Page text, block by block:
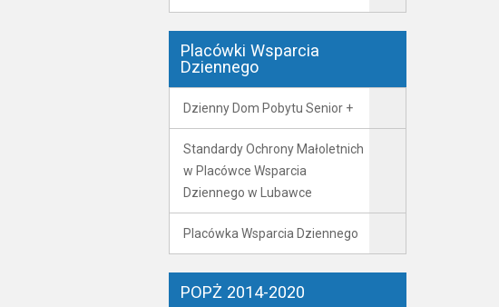
Placówki Wsparcia
Dziennego
Dzienny Dom Pobytu Senior +
Standardy Ochrony Małoletnich
w Placówce Wsparcia
Dziennego w Lubawce
Placówka Wsparcia Dziennego
POPŻ 2014-2020